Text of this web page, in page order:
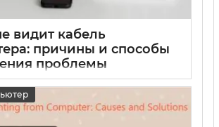
видит кабель
причины и способы
проблемы
0